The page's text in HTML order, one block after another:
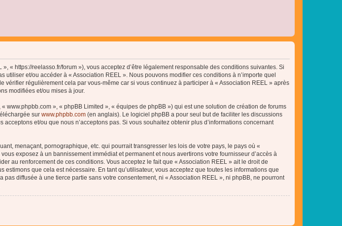
« https://reelasso.fr/forum »), vous acceptez d’être légalement responsable des conditions suivantes. Si
et/ou accéder à « Association REEL ». Nous pouvons modifier ces conditions à n’importe quel
régulièrement cela par vous-même car si vous continuez à participer à « Association REEL » après
modifiées et/ou mises à jour.
», « phpBB Limited », « équipes de phpBB ») qui est une solution de création de forums
sur www.phpbb.com (en anglais). Le logiciel phpBB a pour seul but de faciliter les discussions
et/ou que nous n’acceptons pas. Si vous souhaitez obtenir plus d’informations concernant
menaçant, pornographique, etc. qui pourrait transgresser les lois de votre pays, le pays où «
exposez à un bannissement immédiat et permanent et nous avertirons votre fournisseur d’accès à
au renforcement de ces conditions. Vous acceptez le fait que « Association REEL » ait le droit de
que cela est nécessaire. En tant qu’utilisateur, vous acceptez que toutes les informations que
diffusée à une tierce partie sans votre consentement, ni « Association REEL », ni phpBB, ne pourront